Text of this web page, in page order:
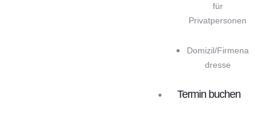
für
Privatpersonen
Domizil/Firmena
dresse
Termin buchen